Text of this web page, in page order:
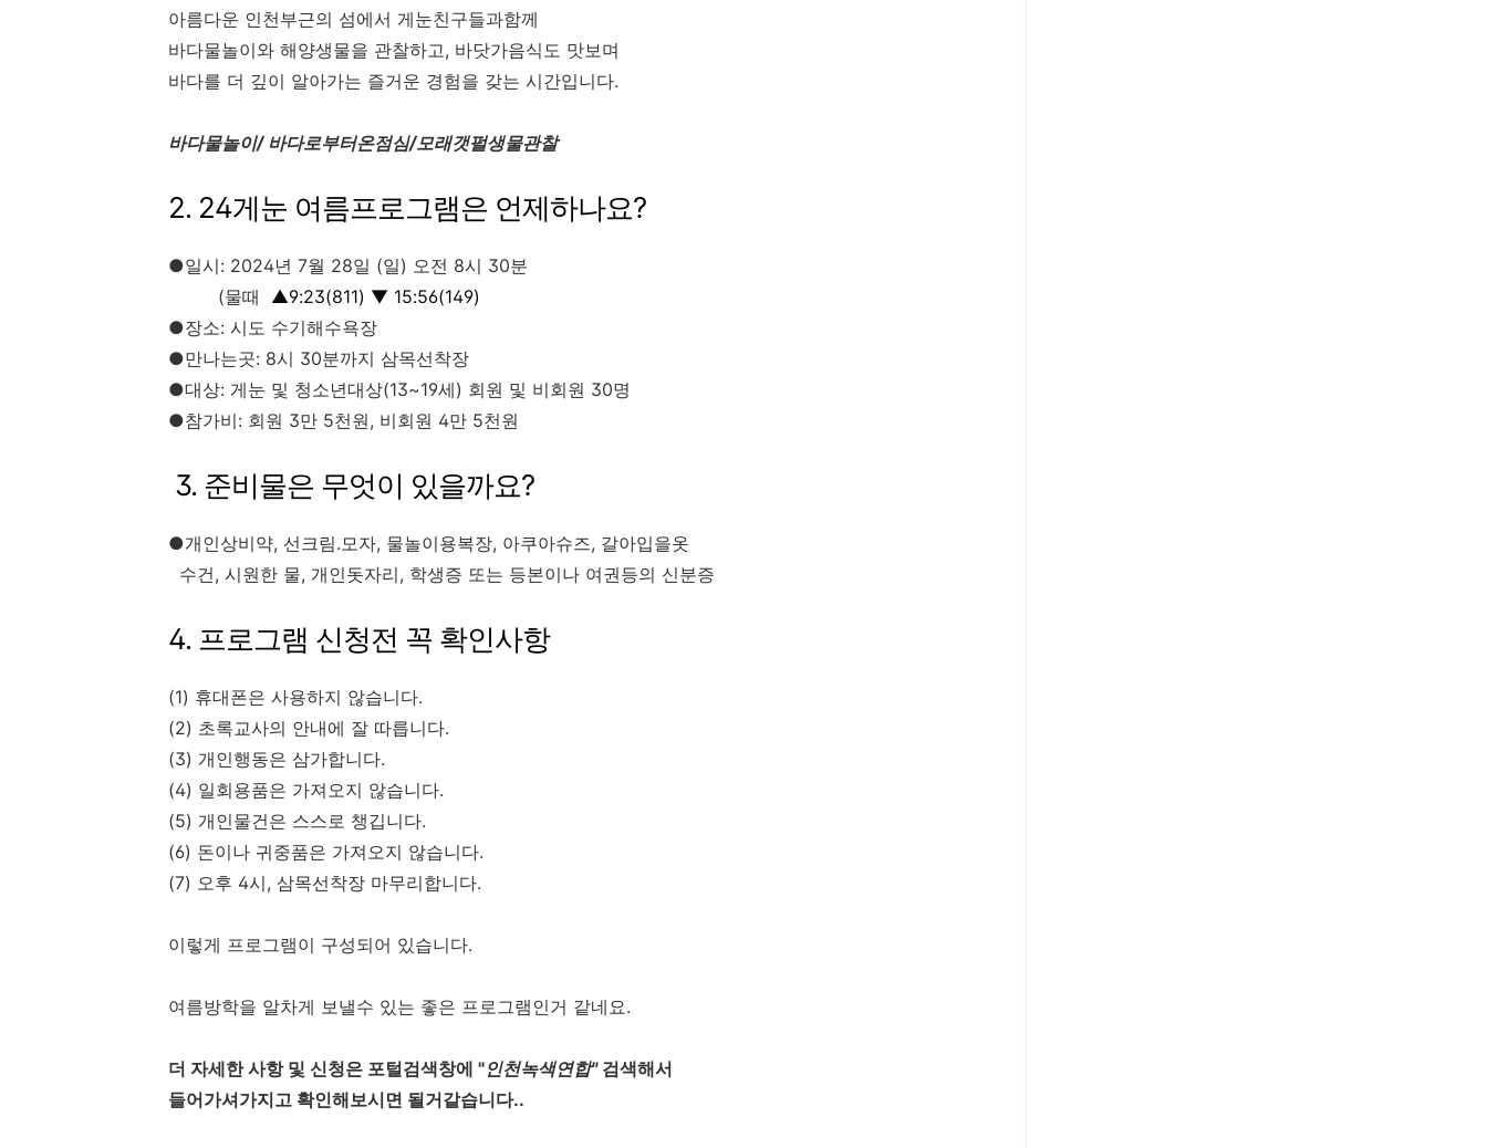
아름다운 인천부근의 섬에서 게눈친구들과함께
바다물놀이와 해양생물을 관찰하고, 바닷가음식도 맛보며
바다를 더 깊이 알아가는 즐거운 경험을 갖는 시간입니다.
바다물놀이/ 바다로부터온점심/모래갯펄생물관찰
2. 24게눈 여름프로그램은 언제하나요?
●일시: 2024년 7월 28일 (일) 오전 8시 30분
(물때 ▲9:23(811) ▼ 15:56(149)
●장소: 시도 수기해수욕장
●만나는곳: 8시 30분까지 삼목선착장
●대상: 게눈 및 청소년대상(13~19세) 회원 및 비회원 30명
●참가비: 회원 3만 5천원, 비회원 4만 5천원
3. 준비물은 무엇이 있을까요?
●개인상비약, 선크림.모자, 물놀이용복장, 아쿠아슈즈, 갈아입을옷
수건, 시원한 물, 개인돗자리, 학생증 또는 등본이나 여권등의 신분증
4. 프로그램 신청전 꼭 확인사항
(1) 휴대폰은 사용하지 않습니다.
(2) 초록교사의 안내에 잘 따릅니다.
(3) 개인행동은 삼가합니다.
(4) 일회용품은 가져오지 않습니다.
(5) 개인물건은 스스로 챙깁니다.
(6) 돈이나 귀중품은 가져오지 않습니다.
(7) 오후 4시, 삼목선착장 마무리합니다.
이렇게 프로그램이 구성되어 있습니다.
여름방학을 알차게 보낼수 있는 좋은 프로그램인거 같네요.
더 자세한 사항 및 신청은 포털검색창에 "인천녹색연합"검색해서
들어가셔가지고 확인해보시면 될거같습니다..